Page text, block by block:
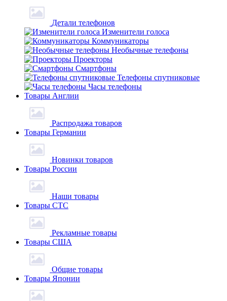
Детали телефонов
Изменители голоса
Коммуникаторы
Необычные телефоны
Проекторы
Смартфоны
Телефоны спутниковые
Часы телефоны
Товары Англии
Распродажа товаров
Товары Германии
Новинки товаров
Товары России
Наши товары
Товары СТС
Рекламные товары
Товары США
Общие товары
Товары Японии